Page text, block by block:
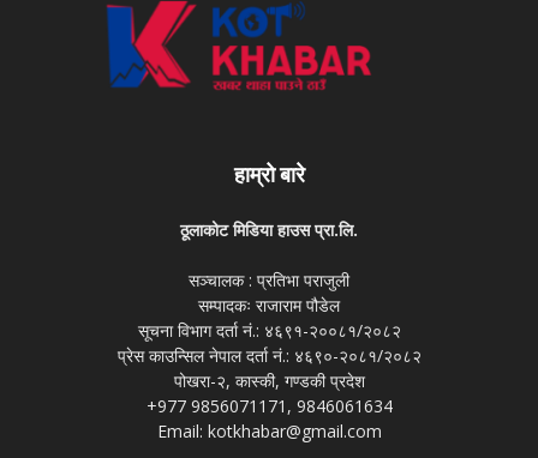
हाम्रो बारे
ठूलाकोट मिडिया हाउस प्रा.लि.
सञ्चालक : प्रतिभा पराजुली
सम्पादकः राजाराम पौडेल
सूचना विभाग दर्ता नं.: ४६९१-२००८१/२०८२
प्रेस काउन्सिल नेपाल दर्ता नं.: ४६९०-२०८१/२०८२
पोखरा-२, कास्की, गण्डकी प्रदेश
+977 9856071171, 9846061634
Email: kotkhabar@gmail.com